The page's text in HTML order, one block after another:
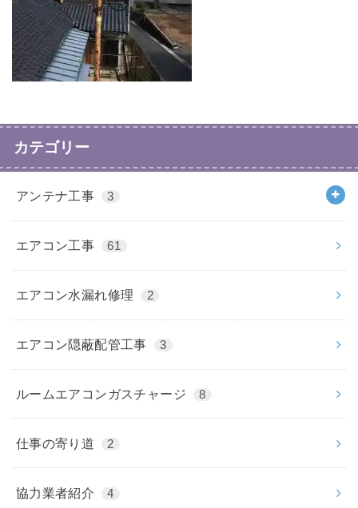
カテゴリー
アンテナ工事 3
エアコン工事 61
エアコン水漏れ修理 2
エアコン隠蔽配管工事 3
ルームエアコンガスチャージ 8
仕事の寄り道 2
協力業者紹介 4